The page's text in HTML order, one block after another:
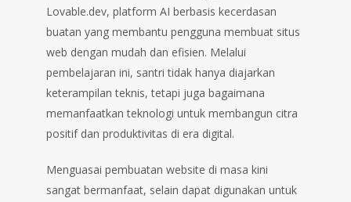
Lovable.dev, platform AI berbasis kecerdasan
buatan yang membantu pengguna membuat situs
web dengan mudah dan efisien. Melalui
pembelajaran ini, santri tidak hanya diajarkan
keterampilan teknis, tetapi juga bagaimana
memanfaatkan teknologi untuk membangun citra
positif dan produktivitas di era digital.
Menguasai pembuatan website di masa kini
sangat bermanfaat, selain dapat digunakan untuk